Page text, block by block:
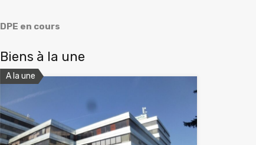
DPE en cours
Biens à la une
A la une